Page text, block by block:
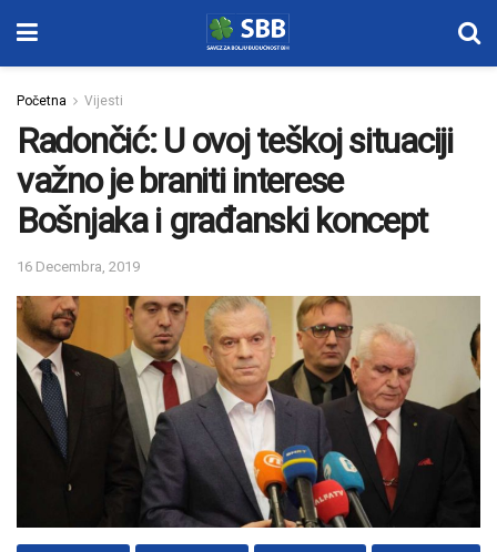
Početna Vijesti
Radončić: U ovoj teškoj situaciji
važno je braniti interese
Bošnjaka i građanski koncept
16 Decembra, 2019